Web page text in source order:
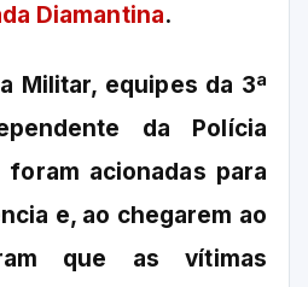
Diamantina.
Militar, equipes da 3ª
da Polícia
foram acionadas para
e, ao chegarem ao
que as vítimas